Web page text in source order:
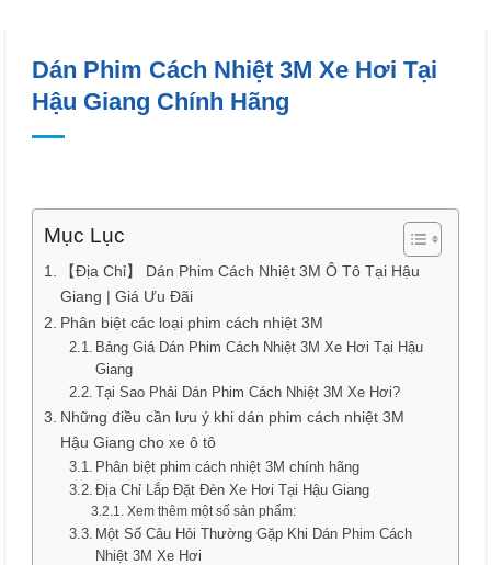
Dán Phim Cách Nhiệt 3M Xe Hơi Tại
Hậu Giang Chính Hãng
Mục Lục
【Địa Chỉ】 Dán Phim Cách Nhiệt 3M Ô Tô Tại Hậu
Giang | Giá Ưu Đãi
Phân biệt các loại phim cách nhiệt 3M
Bảng Giá Dán Phim Cách Nhiệt 3M Xe Hơi Tại Hậu
Giang
Tại Sao Phải Dán Phim Cách Nhiệt 3M Xe Hơi?
Những điều cần lưu ý khi dán phim cách nhiệt 3M
Hậu Giang cho xe ô tô
Phân biệt phim cách nhiệt 3M chính hãng
Địa Chỉ Lắp Đặt Đèn Xe Hơi Tại Hậu Giang
Xem thêm một số sản phẩm:
Một Số Câu Hỏi Thường Gặp Khi Dán Phim Cách
Nhiệt 3M Xe Hơi